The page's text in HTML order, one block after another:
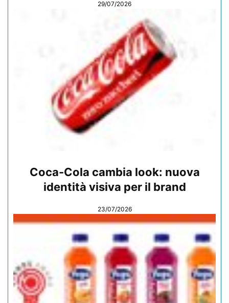
29/07/2026
Coca-Cola cambia look: nuova
identità visiva per il brand
23/07/2026